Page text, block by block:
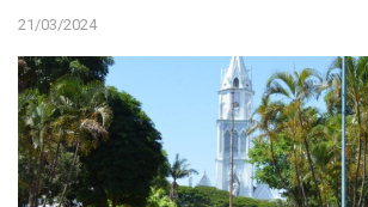
21/03/2024